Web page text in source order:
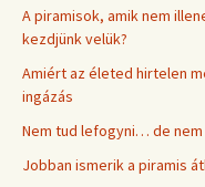
A piramisok, amik nem
kezdjünk velük?
Amiért az életed hirtelen
ingázás
Nem tud lefogyni… de
Jobban ismerik a piramis